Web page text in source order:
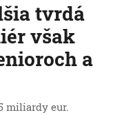
tvrdá
však
a
miliardy eur.